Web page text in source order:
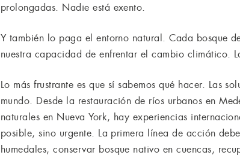
prolongadas. Nadie está exento.
Y también lo paga el entorno natural. Cada bosque
nuestra capacidad de enfrentar el cambio climático.
Lo más frustrante es que sí sabemos qué hacer. Las
mundo. Desde la restauración de ríos urbanos en
naturales en Nueva York, hay experiencias
posible, sino urgente. La primera línea de acción
humedales, conservar bosque nativo en cuencas,